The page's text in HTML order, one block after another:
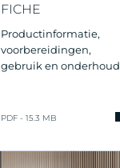
FICHE
Productinformatie,
voorbereidingen,
gebruik en onderhoud
PDF - 15.3 MB